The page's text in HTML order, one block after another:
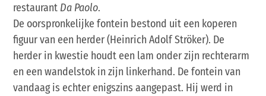
restaurant Da Paolo.
De oorspronkelijke fontein bestond uit een koperen
figuur van een herder (Heinrich Adolf Ströker). De
herder in kwestie houdt een lam onder zijn rechterarm
en een wandelstok in zijn linkerhand. De fontein van
vandaag is echter enigszins aangepast. Hij werd in